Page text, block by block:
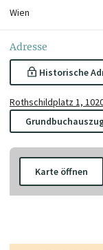
Wien
Adresse
Historische
Rothschildplatz 1,
Karte öffnen